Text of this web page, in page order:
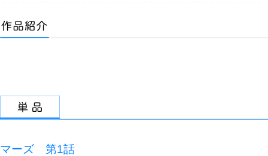
マーズ 第1話